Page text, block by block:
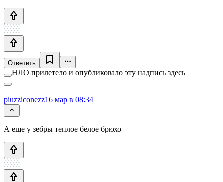
Ответить
НЛО прилетело и опубликовало эту надпись здесь
piuzziconezz16 мар в 08:34
А еще у зебры теплое белое брюхо